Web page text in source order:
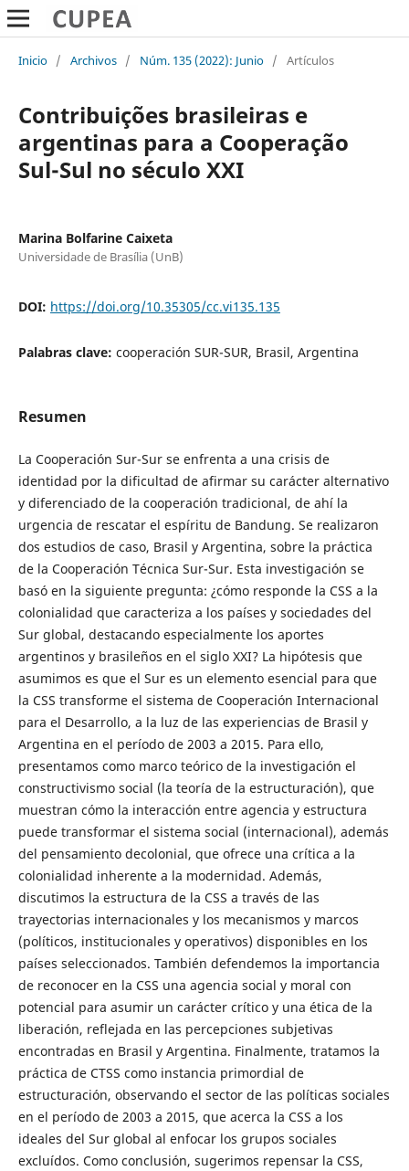
Inicio / Archivos / Núm. 135 (2022): Junio / Artículos
Contribuições brasileiras e
argentinas para a Cooperação
Sul-Sul no século XXI
Marina Bolfarine Caixeta
Universidade de Brasília (UnB)
DOI: https://doi.org/10.35305/cc.vi135.135
Palabras clave: cooperación SUR-SUR, Brasil, Argentina
Resumen
La Cooperación Sur-Sur se enfrenta a una crisis de
identidad por la dificultad de afirmar su carácter alternativo
y diferenciado de la cooperación tradicional, de ahí la
urgencia de rescatar el espíritu de Bandung. Se realizaron
dos estudios de caso, Brasil y Argentina, sobre la práctica
de la Cooperación Técnica Sur-Sur. Esta investigación se
basó en la siguiente pregunta: ¿cómo responde la CSS a la
colonialidad que caracteriza a los países y sociedades del
Sur global, destacando especialmente los aportes
argentinos y brasileños en el siglo XXI? La hipótesis que
asumimos es que el Sur es un elemento esencial para que
la CSS transforme el sistema de Cooperación Internacional
para el Desarrollo, a la luz de las experiencias de Brasil y
Argentina en el período de 2003 a 2015. Para ello,
presentamos como marco teórico de la investigación el
constructivismo social (la teoría de la estructuración), que
muestran cómo la interacción entre agencia y estructura
puede transformar el sistema social (internacional), además
del pensamiento decolonial, que ofrece una crítica a la
colonialidad inherente a la modernidad. Además,
discutimos la estructura de la CSS a través de las
trayectorias internacionales y los mecanismos y marcos
(políticos, institucionales y operativos) disponibles en los
países seleccionados. También defendemos la importancia
de reconocer en la CSS una agencia social y moral con
potencial para asumir un carácter crítico y una ética de la
liberación, reflejada en las percepciones subjetivas
encontradas en Brasil y Argentina. Finalmente, tratamos la
práctica de CTSS como instancia primordial de
estructuración, observando el sector de las políticas sociales
en el período de 2003 a 2015, que acerca la CSS a los
ideales del Sur global al enfocar los grupos sociales
excluídos. Como conclusión, sugerimos repensar la CSS,